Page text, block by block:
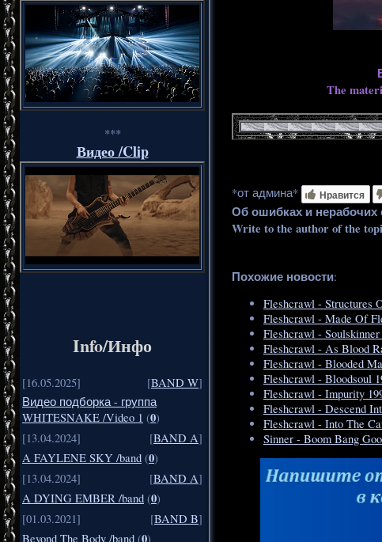
***
Видео /Clip
Info/Инфо
[16.05.2025] [BAND W]
Видео подборка - группа
WHITESNAKE /Video 1 (0)
[13.04.2024]
[BAND A]
A FAYLENE SKY /band (0)
[13.04.2024]
[BAND A]
A DYING EMBER /band (0)
[01.03.2021]
[BAND B]
Beyond The Body /band ( )
The
*от админа* Нравится
Об ошибках и
Write to the author of the
Похожие новости:
Fleshcrawl - Structures
Fleshcrawl - Made Of
Fleshcrawl - Soulskinner
Fleshcrawl - As Blood
Fleshcrawl - Blooded
Fleshcrawl - Bloodsoul
Fleshcrawl - Impurity
Fleshcrawl - Descend
Fleshcrawl - Into The
Sinner - Boom Bang